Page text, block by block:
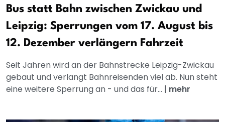
Bus statt Bahn zwischen Zwickau und
Leipzig: Sperrungen vom 17. August bis
12. Dezember verlängern Fahrzeit
Seit Jahren wird an der Bahnstrecke Leipzig-Zwickau
gebaut und verlangt Bahnreisenden viel ab. Nun steht
eine weitere Sperrung an - und das für... | mehr